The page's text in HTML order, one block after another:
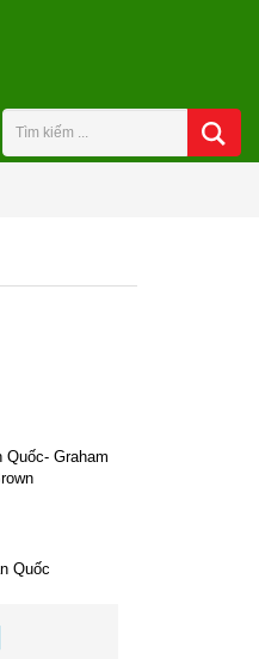
Quốc- Graham
Quốc